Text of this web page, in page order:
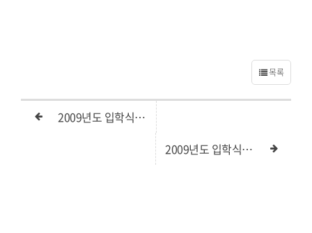
목록
2009년도 입학식및개강
2009년도 입학식및개강예배